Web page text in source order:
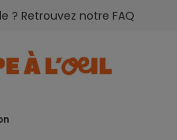
? Retrouvez notre FAQ